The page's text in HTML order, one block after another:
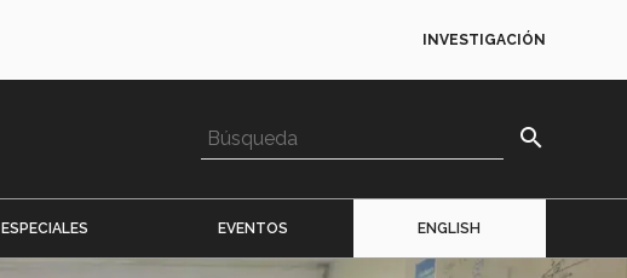
INVESTIGACIÓN
search
ESPECIALES EVENTOS ENGLISH